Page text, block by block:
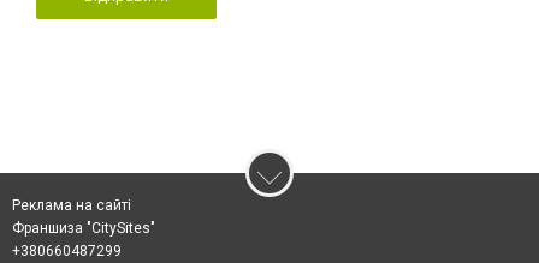
Реклама на сайті
Франшиза "CitySites"
+380660487299